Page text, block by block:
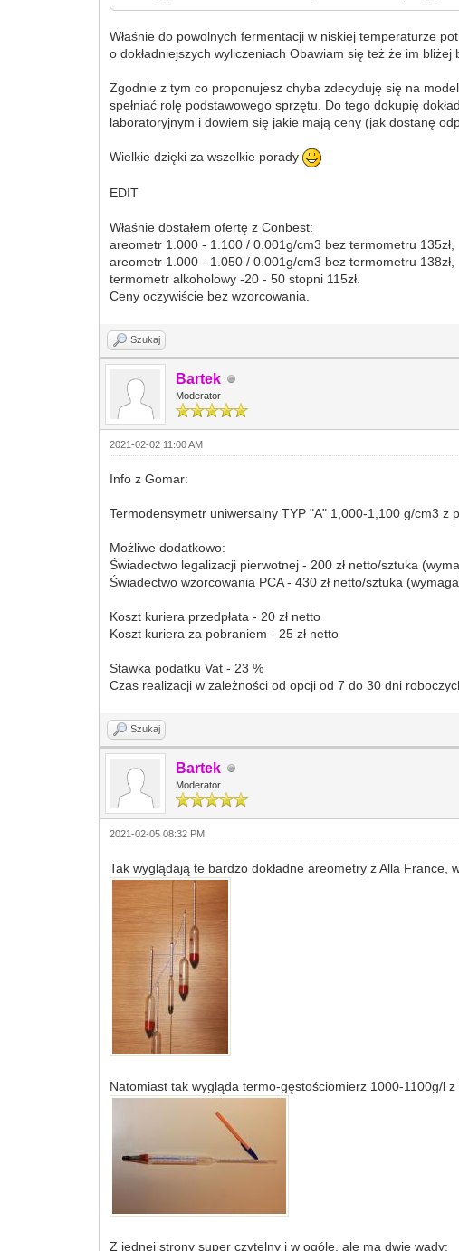
Właśnie do powolnych fermentacji w niskiej temperaturze
o dokładniejszych wyliczeniach Obawiam się też że im
Zgodnie z tym co proponujesz chyba zdecyduję się na
spełniać rolę podstawowego sprzętu. Do tego dokupię
laboratoryjnym i dowiem się jakie mają ceny (jak dostanę
Wielkie dzięki za wszelkie porady
EDIT
Właśnie dostałem ofertę z Conbest:
areometr 1.000 - 1.100 / 0.001g/cm3 bez termometru 135zł,
areometr 1.000 - 1.050 / 0.001g/cm3 bez termometru 138zł,
termometr alkoholowy -20 - 50 stopni 115zł.
Ceny oczywiście bez wzorcowania.
Szukaj
Bartek
Moderator
2021-02-02 11:00 AM
Info z Gomar:
Termodensymetr uniwersalny TYP "A" 1,000-1,100 g/cm3 z
Możliwe dodatkowo:
Świadectwo legalizacji pierwotnej - 200 zł netto/sztuka
Świadectwo wzorcowania PCA - 430 zł netto/sztuka
Koszt kuriera przedpłata - 20 zł netto
Koszt kuriera za pobraniem - 25 zł netto
Stawka podatku Vat - 23 %
Czas realizacji w zależności od opcji od 7 do 30 dni
Szukaj
Bartek
Moderator
2021-02-05 08:32 PM
Tak wyglądają te bardzo dokładne areometry z Alla
Natomiast tak wygląda termo-gęstościomierz 1000-1100g/l z
Z jednej strony super czytelny i w ogóle, ale ma dwie wady: